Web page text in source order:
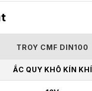
TROY CMF DIN100
ẮC QUY KHÔ KÍN KHÍ